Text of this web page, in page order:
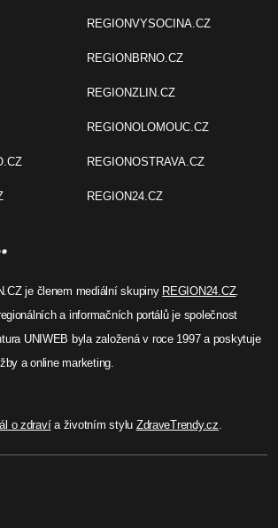
REGIONVYSOCINA.CZ
REGIONBRNO.CZ
REGIONZLIN.CZ
REGIONOLOMOUC.CZ
REGIONOSTRAVA.CZ
REGION24.CZ
je členem mediální skupiny REGION24.CZ.
a informačních portálů je společnost
UNIWEB byla založená v roce 1997 a poskytuje
a online marketing.
o zdravía životním stylu ZdraveTrendy.cz